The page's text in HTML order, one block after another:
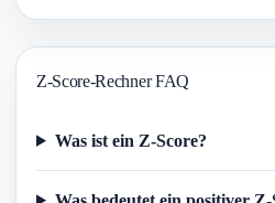
Z-Score-Rechner FAQ
Was ist ein Z-Score?